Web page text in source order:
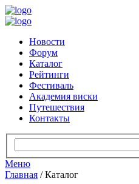
Новости
Форум
Каталог
Рейтинги
Фестиваль
Академия виски
Путешествия
Контакты
Меню
Главная /Каталог